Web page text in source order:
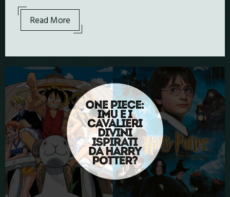
Read More